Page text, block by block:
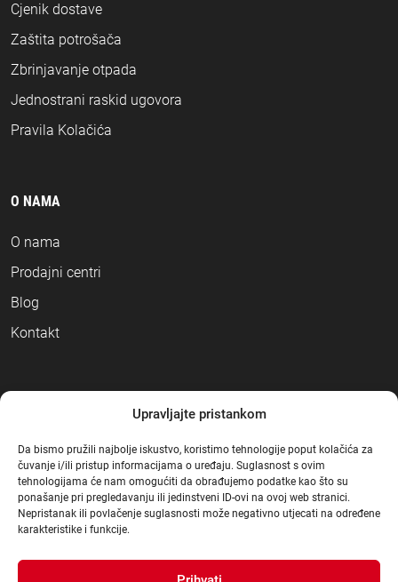
Upravljajte pristankom
Da bismo pružili najbolje iskustvo, koristimo tehnologije poput kolačića za
čuvanje i/ili pristup informacijama o uređaju. Suglasnost s ovim
tehnologijama će nam omogućiti da obrađujemo podatke kao što su
ponašanje pri pregledavanju ili jedinstveni ID-ovi na ovoj web stranici.
Nepristanak ili povlačenje suglasnosti može negativno utjecati na određene
karakteristike i funkcije.
Cjenik dostave
Zaštita potrošača
Zbrinjavanje otpada
Jednostrani raskid ugovora
Pravila Kolačića
O NAMA
O nama
Prodajni centri
Blog
Kontakt